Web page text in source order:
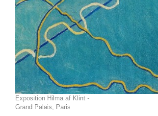
Exposition Hilma af Klint -
Grand Palais, Paris